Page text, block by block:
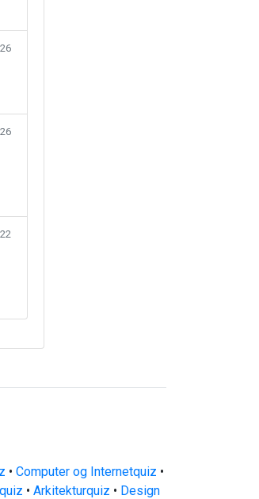
• Computer og Internetquiz •
• Arkitekturquiz • Design